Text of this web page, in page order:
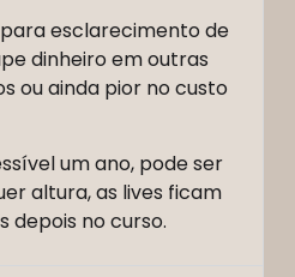
esclarecimento de
dinheiro em outras
ou ainda pior no custo
um ano, pode ser
altura, as lives ficam
depois no curso.